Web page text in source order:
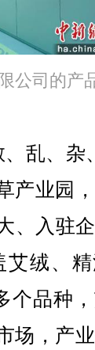
公司的产
乱、杂
产业园
、入驻
艾绒、
个品种
场，产